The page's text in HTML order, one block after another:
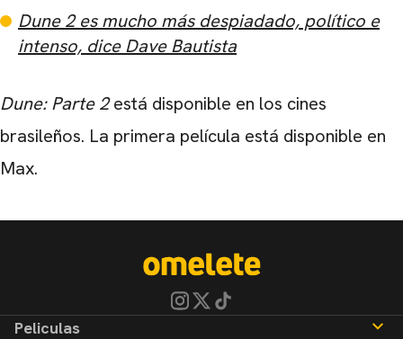
Dune 2 es mucho más despiadado, político e
intenso, dice Dave Bautista
Dune: Parte 2está disponible en los cines
brasileños. La primera película está disponible en
Max.
Peliculas